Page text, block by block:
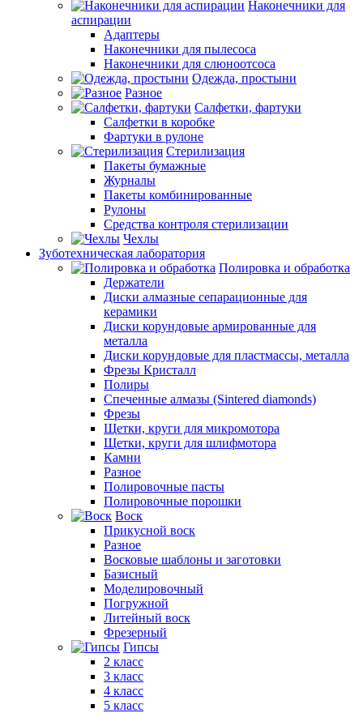
Наконечники для
аспирации
Адаптеры
Наконечники для пылесоса
Наконечники для слюноотсоса
Одежда, простыни
Разное
Салфетки, фартуки
Салфетки в коробке
Фартуки в рулоне
Стерилизация
Пакеты бумажные
Журналы
Пакеты комбинированные
Рулоны
Средства контроля стерилизации
Чехлы
Зуботехническая лаборатория
Полировка и обработка
Держатели
Диски алмазные сепарационные для
керамики
Диски корундовые армированные для
металла
Диски корундовые для пластмассы, металла
Фрезы Кристалл
Полиры
Спеченные алмазы (Sintered diamonds)
Фрезы
Щетки, круги для микромотора
Щетки, круги для шлифмотора
Камни
Разное
Полировочные пасты
Полировочные порошки
Воск
Прикусной воск
Разное
Восковые шаблоны и заготовки
Базисный
Моделировочный
Погружной
Литейный воск
Фрезерный
Гипсы
2 класс
3 класс
4 класс
5 класс